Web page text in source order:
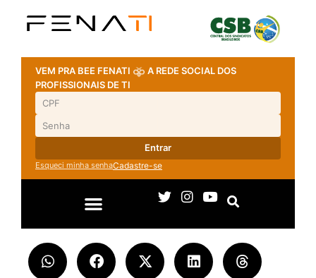
VEM PRA BEE FENATI
A REDE SOCIAL DOS
PROFISSIONAIS DE TI
Entrar
Esqueci minha senhaCadastre-se